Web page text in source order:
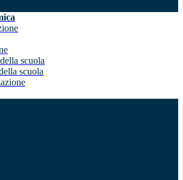
scuola
scuola